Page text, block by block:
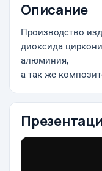
Описание
Производство
диоксида
алюминия,
а так же